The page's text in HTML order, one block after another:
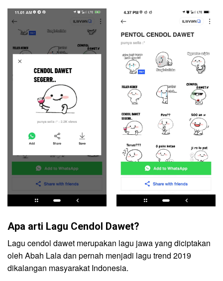
Apa arti Lagu Cendol Dawet?
Lagu cendol dawet merupakan lagu jawa yang diciptakan
oleh Abah Lala dan pernah menjadi lagu trend 2019
dikalangan masyarakat Indonesia.